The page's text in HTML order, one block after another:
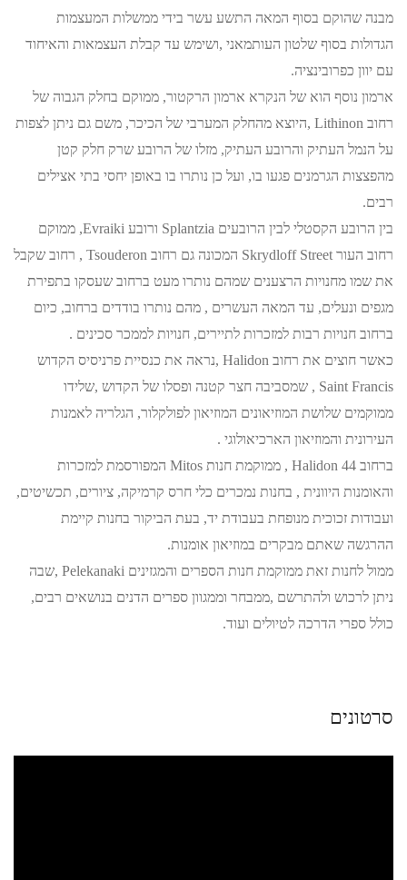
מבנה שהוקם בסוף המאה התשע עשר בידי ממשלות המעצמות
הגדולות בסוף שלטון העותמאני ,ושימש עד קבלת העצמאות והאיחוד
עם יוון כפרובינציה.
ארמון נוסף הוא של הנקרא ארמון הרקטור, ממוקם בחלק הגבוה של
רחוב Lithinon ,היוצא מהחלק המערבי של הכיכר, משם גם ניתן לצפות
על הנמל העתיק והרובע העתיק, מזלו של הרובע שרק חלק קטן
מהפצצות הגרמנים פגעו בו, ועל כן נותרו בו באופן יחסי בתי אצילים
רבים.
בין הרובע הקסטלי לבין הרובעים Splantzia ורובע Evraiki, ממוקם
רחוב העור Skrydloff Street המכונה גם רחוב Tsouderon , רחוב שקבל
את שמו מחנויות הרצענים שמהם נותרו מעט ברחוב שעסקו בתפירת
מגפים ונעלים, עד המאה העשרים , מהם נותרו בודדים ברחוב, כיום
ברחוב חנויות רבות למזכרות לתיירים, חנויות לממכר סכינים .
כאשר חוצים את רחוב Halidon ,נראה את כנסיית פרניסיס הקדוש
Saint Francis , שמסביבה חצר קטנה ופסלו של הקדוש ,שלידו
ממוקמים שלושת המוזיאונים המוזיאון לפולקלור, הגלריה לאמנות
העירונית והמוזיאון הארכיאולוגי .
ברחוב Halidon 44 , ממוקמת חנות Mitos המפורסמת למזכרות
והאומנות היוונית , בחנות נמכרים כלי חרס קרמיקה, ציורים, תכשיטים,
ועבודות זכוכית מנופחת בעבודת יד, בעת הביקור בחנות קיימת
ההרגשה שאתם מבקרים במוזיאון אומנות.
ממול לחנות זאת ממוקמת חנות הספרים והמגזינים Pelekanaki ,שבה
ניתן לרכוש ולהתרשם ,ממבחר וממגוון ספרים הדנים בנושאים רבים,
כולל ספרי הדרכה לטיולים ועוד.
סרטונים